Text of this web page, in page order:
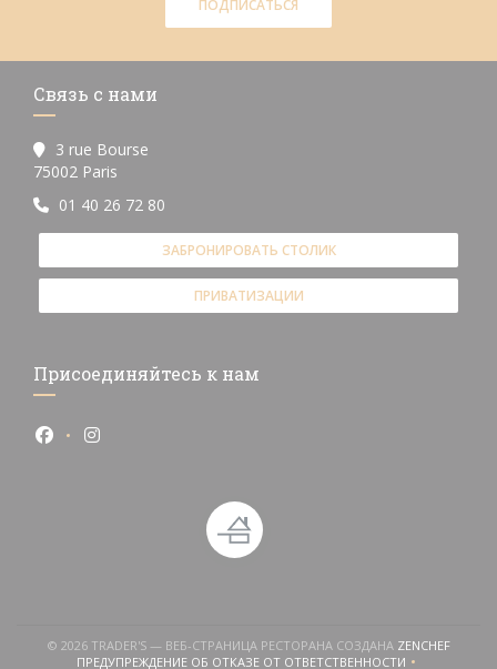
ПОДПИСАТЬСЯ
Связь с нами
3 rue Bourse
75002 Paris
01 40 26 72 80
ЗАБРОНИРОВАТЬ СТОЛИК
ПРИВАТИЗАЦИИ
Присоединяйтесь к нам
Facebook ((открывается в новом окне))
Instagram ((открывается в новом окне))
© 2026 TRADER'S — ВЕБ-СТРАНИЦА РЕСТОРАНА СОЗДАНА ZENCHEF
ПРЕДУПРЕЖДЕНИЕ ОБ ОТКАЗЕ ОТ ОТВЕТСТВЕННОСТИ